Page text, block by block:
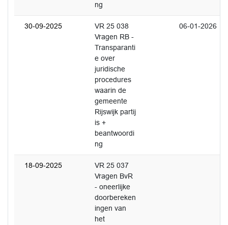
ng
30-09-2025
VR 25 038
Vragen RB -
Transparanti
e over
juridische
procedures
waarin de
gemeente
Rijswijk partij
is +
beantwoordi
ng
06-01-2026
18-09-2025
VR 25 037
Vragen BvR
- oneerlijke
doorbereken
ingen van
het